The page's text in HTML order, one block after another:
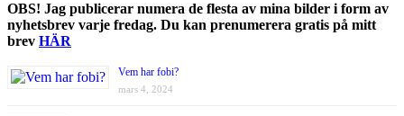
OBS! Jag publicerar numera de flesta av mina bilder i form av
nyhetsbrev varje fredag. Du kan prenumerera gratis på mitt
brev HÄR
Vem har fobi?
mars 4, 2024